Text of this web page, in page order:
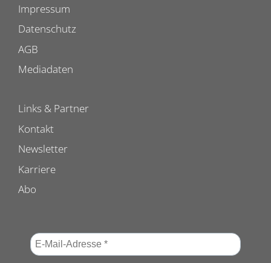
Impressum
Datenschutz
AGB
Mediadaten
Links & Partner
Kontakt
Newsletter
Karriere
Abo